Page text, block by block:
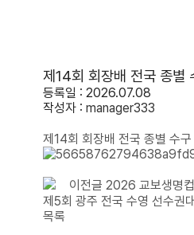
제14회 회장배 전국 종별
등록일 : 2026.07.08
작성자 : manager333
제14회 회장배 전국 종별 수
이전글 2026 교보생명
제5회 광주 전국 수영 선수권
목록